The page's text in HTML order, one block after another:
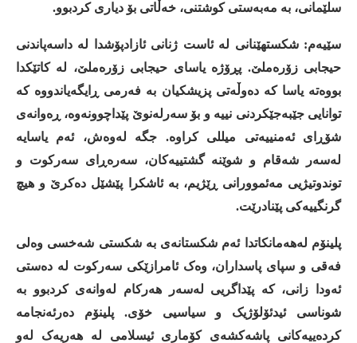
سلێمانی، بە مەبه‌ستی کوشتنی، خەڵاتی بۆ دیاری کردبوو.
سێیەم:شکستهێنانی لە ئاست ژنانی ئازادپۆشدا لە داسەپاندنی
حیجابی زۆرەملێ. پڕۆژە یاسای حیجابی زۆرەملێ، لە کاتێکدا
بووەتە یاسا کە دەوڵەتی پزیشکیان بە فەرمی ڕایگەیاندووە کە
توانایی جێبەجێکردنی نییە و بۆ سەرلەنوێ پێداچوونەوە، ڕەوانەی
شۆڕای
ئەمنییەتی میللی کراوە. جگە لەوەش، ئەم
یاسایە
لەسەر
شەقام و شوێنە گشتییەکان، سەرەڕای سەرکوت و
توندوتیژیی مەئموورانی ڕێژیم، بە ئاشکرا پێشێل دەکرێ و هیچ
گرنگییەکی پێنادرێت.
پلینۆم لەهەمانکاتدا ئەم شکستانەی بە شکستی شەخسی وەلی
فەقی و سپای پاسداران، وەک ئامرازێکی سەرکوت لە دەستی
ئەودا
زانی، کە پێداگریی لەسەر هەرکام لەوانەی کردبوو بە
شوناسی
ئیدئۆلۆژیک و سیاسیی خۆی.پلینۆم
دەرئەنجامە
کردەییەکانی
پاشەکشەی کۆماری ئیسلامی لە هەریەک
لەو